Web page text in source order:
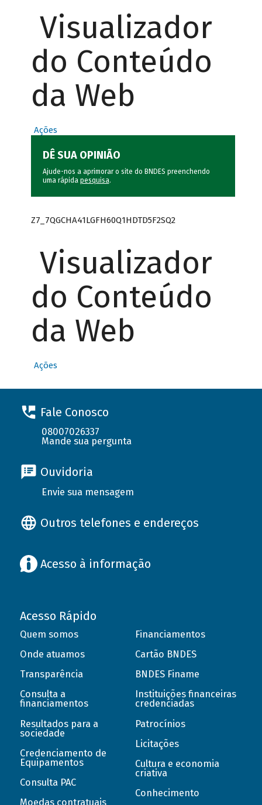
Visualizador
do Conteúdo
da Web
Ações
DÊ SUA OPINIÃO
Ajude-nos a aprimorar o site do BNDES preenchendo
uma rápida pesquisa.
Z7_7QGCHA41LGFH60Q1HDTD5F2SQ2
Visualizador
do Conteúdo
da Web
Ações
Fale Conosco
08007026337
Mande sua pergunta
Ouvidoria
Envie sua mensagem
Outros telefones e endereços
Acesso à informação
Acesso Rápido
Quem somos
Onde atuamos
Transparência
Consulta a
financiamentos
Resultados para a
sociedade
Credenciamento de
Equipamentos
Consulta PAC
Moedas contratuais
Financiamentos
Cartão BNDES
BNDES Finame
Instituições financeiras
credenciadas
Patrocínios
Licitações
Cultura e economia
criativa
Conhecimento